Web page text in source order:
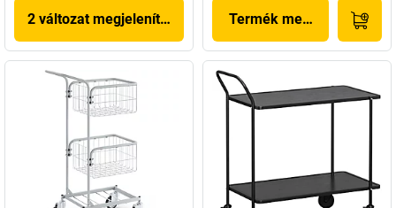
2 változat megjelenítése Termék megjelenítése